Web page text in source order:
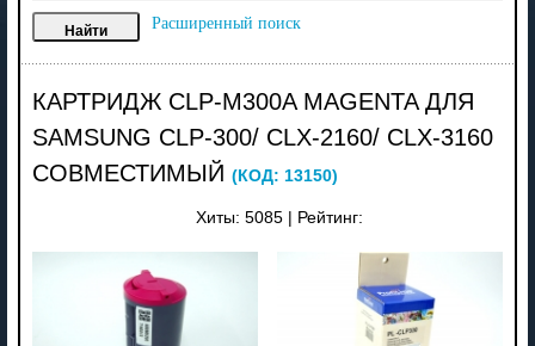
Расширенный поиск
КАРТРИДЖ CLP-M300A MAGENTA ДЛЯ
SAMSUNG CLP-300/ CLX-2160/ CLX-3160
СОВМЕСТИМЫЙ (КОД: 13150)
Хиты: 5085 Рейтинг: